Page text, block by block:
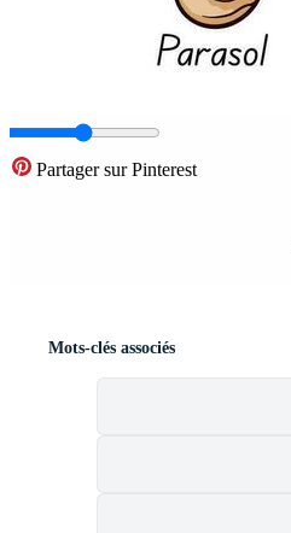
Partager sur Pinterest
Mots-clés associés